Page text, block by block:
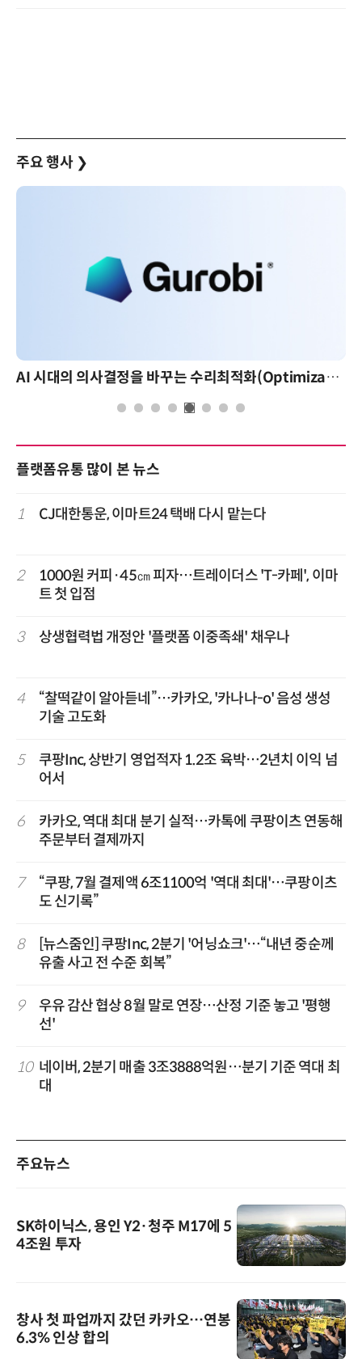
주요 행사 ❯
AI 시대의 의사결정을 바꾸는 수리최적화(Optimization): 실제 산업 적용 사례와 활용 전략
플랫폼유통 많이 본 뉴스
1 CJ대한통운, 이마트24 택배 다시 맡는다
2
1000원 커피·45㎝ 피자…트레이더스 'T-카페', 이마
트 첫 입점
3 상생협력법 개정안 '플랫폼 이중족쇄' 채우나
4
“찰떡같이 알아듣네”…카카오, '카나나-o' 음성 생성
기술 고도화
5
쿠팡Inc, 상반기 영업적자 1.2조 육박…2년치 이익 넘
어서
6
카카오, 역대 최대 분기 실적…카톡에 쿠팡이츠 연동해
주문부터 결제까지
7
“쿠팡, 7월 결제액 6조1100억 '역대 최대'…쿠팡이츠
도 신기록”
8
[뉴스줌인] 쿠팡Inc, 2분기 '어닝쇼크'…“내년 중순께
유출 사고 전 수준 회복”
9
우유 감산 협상 8월 말로 연장…산정 기준 놓고 '평행
선'
10 네이버, 2분기 매출 3조3888억원…분기 기준 역대 최
대
주요뉴스
SK하이닉스, 용인 Y2·청주 M17에 5
4조원 투자
창사 첫 파업까지 갔던 카카오…연봉
6.3% 인상 합의